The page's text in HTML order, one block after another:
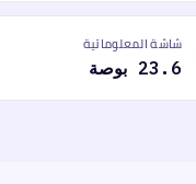
شاشة المعلوماتية
23.6 بوصة